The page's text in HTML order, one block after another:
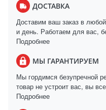
ДОСТАВКА
Доставим ваш заказ в
и день. Работаем для вас,
Подробнее
МЫ ГАРАНТИРУЕМ
Мы гордимся безупречной
товар не устроит вас, вы
Подробнее